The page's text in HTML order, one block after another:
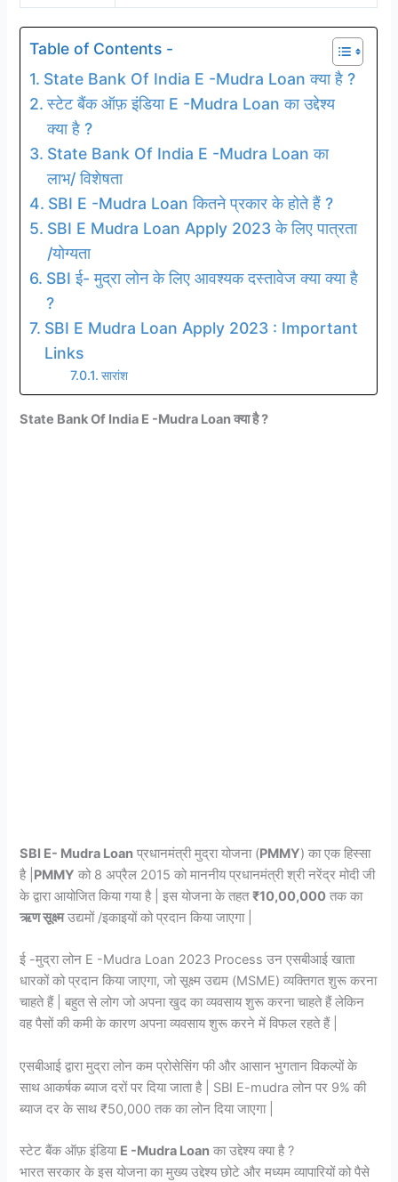
Table of Contents -
State Bank Of India E -Mudra Loan क्या है ?
स्टेट बैंक ऑफ़ इंडिया E -Mudra Loan का उद्देश्य
क्या है ?
State Bank Of India E -Mudra Loan का
लाभ/ विशेषता
SBI E -Mudra Loan कितने प्रकार के होते हैं ?
SBI E Mudra Loan Apply 2023 के लिए पात्रता
/योग्यता
SBI ई- मुद्रा लोन के लिए आवश्यक दस्तावेज क्या क्या है
?
SBI E Mudra Loan Apply 2023 : Important
Links
सारांश
State Bank Of India E -Mudra Loan क्या है ?
SBI E- Mudra Loan प्रधानमंत्री मुद्रा योजना (PMMY) का एक हिस्सा
है | PMMY को 8 अप्रैल 2015 को माननीय प्रधानमंत्री श्री नरेंद्र मोदी जी
के द्वारा आयोजित किया गया है | इस योजना के तहत₹10,00,000 तक का
ऋण सूक्ष्मउद्यमों /इकाइयों को प्रदान किया जाएगा |
ई -मुद्रा लोन E -Mudra Loan 2023 Process उन एसबीआई खाता
धारकों को प्रदान किया जाएगा, जो सूक्ष्म उद्यम (MSME) व्यक्तिगत शुरू करना
चाहते हैं | बहुत से लोग जो अपना खुद का व्यवसाय शुरू करना चाहते हैं लेकिन
वह पैसों की कमी के कारण अपना व्यवसाय शुरू करने में विफल रहते हैं |
एसबीआई द्वारा मुद्रा लोन कम प्रोसेसिंग फी और आसान भुगतान विकल्पों के
साथ आकर्षक ब्याज दरों पर दिया जाता है | SBI E-mudra लोन पर 9% की
ब्याज दर के साथ ₹50,000 तक का लोन दिया जाएगा |
स्टेट बैंक ऑफ़ इंडिया E -Mudra Loan का उद्देश्य क्या है ?
भारत सरकार के इस योजना का मुख्य उद्देश्य छोटे और मध्यम व्यापारियों को पैसे